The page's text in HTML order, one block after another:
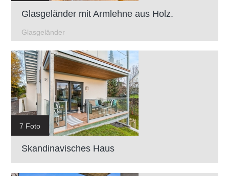
Glasgeländer mit Armlehne aus Holz.
Glasgeländer
7 Foto
Skandinavisches Haus